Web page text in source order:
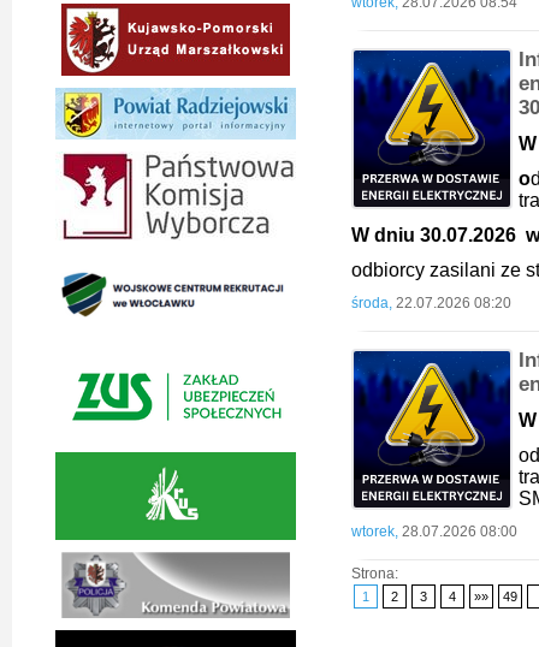
o
W dniu 30.07.2026
odbiorcy zasilani ze
środa, 22.07.2026 08:20
wtorek, 28.07.2026 08:00
Strona:
1 2 3 4 »» 49